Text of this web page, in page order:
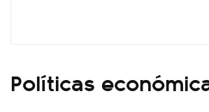
Políticas